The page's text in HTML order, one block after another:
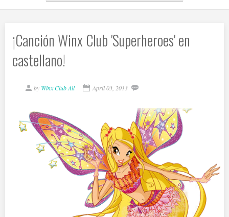
¡Canción Winx Club 'Superheroes' en
castellano!
by Winx Club All April 03, 2013